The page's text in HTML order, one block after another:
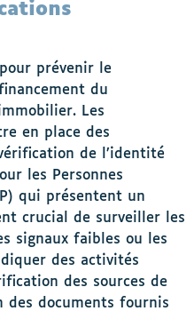
prévenir le
du
Les
en place des
de l’identité
les Personnes
qui présentent un
crucial de surveiller les
signaux faibles ou les
des activités
des sources de
documents fournis